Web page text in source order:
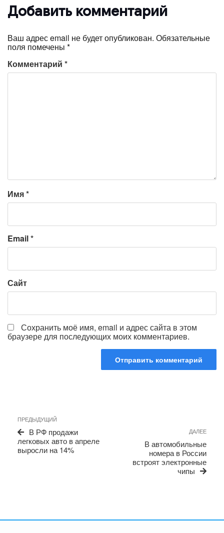
Добавить комментарий
Ваш адрес email не будет опубликован. Обязательные
поля помечены *
Комментарий *
Имя*
Email*
Сайт
Сохранить моё имя, email и адрес сайта в этом
браузере для последующих моих комментариев.
по
записям
Предыдущая
запись
ПРЕДЫДУЩИЙ
В РФ продажи
легковых авто в апреле
выросли на 14%
ДАЛЕЕ
В автомобильные
номера в России
встроят электронные
чипы